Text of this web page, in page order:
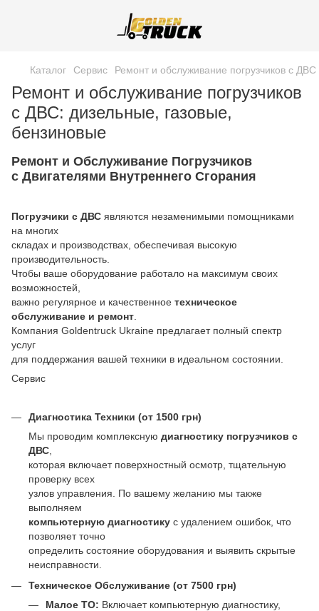
Каталог Сервис Ремонт и обслуживание погрузчиков с ДВС
Ремонт и обслуживание погрузчиков
с ДВС: дизельные, газовые,
бензиновые
Ремонт и Обслуживание Погрузчиков
с Двигателями Внутреннего Сгорания
Погрузчики с ДВС являются незаменимыми помощниками
на многих
складах и производствах, обеспечивая высокую
производительность.
Чтобы ваше оборудование работало на максимум своих
возможностей,
важно регулярное и качественное техническое
обслуживание и ремонт.
Компания Goldentruck Ukraine предлагает полный спектр
услуг
для поддержания вашей техники в идеальном состоянии.
Сервис
Диагностика Техники (от 1500 грн)
Мы проводим комплексную диагностику погрузчиков с
ДВС,
которая включает поверхностный осмотр, тщательную
проверку всех
узлов управления. По вашему желанию мы также
выполняем
компьютерную диагностику с удалением ошибок, что
позволяет точно
определить состояние оборудования и выявить скрытые
неисправности.
Техническое Обслуживание (от 7500 грн)
Малое ТО: Включает компьютерную диагностику,